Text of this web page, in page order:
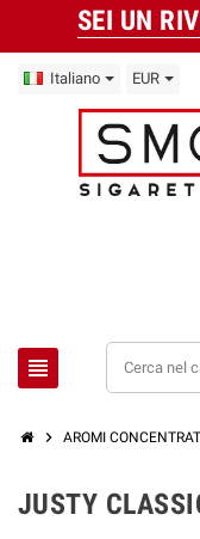
SEI UN
Italiano EUR
view_headline
chevron_right AROMI
JUSTY